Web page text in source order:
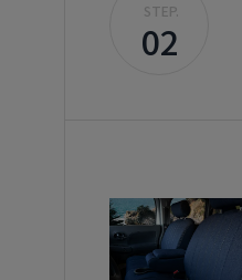
STEP.
02